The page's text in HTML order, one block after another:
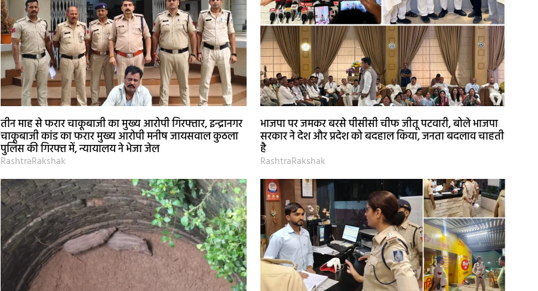
तीन माह से फरार चाकूबाजी का मुख्य आरोपी गिरफ्तार, इन्द्रानगर
चाकूबाजी कांड का फरार मुख्य आरोपी मनीष जायसवाल कुठला
पुलिस की गिरफ्त में, न्यायालय ने भेजा जेल
RashtraRakshak
भाजपा पर जमकर बरसे पीसीसी चीफ जीतू पटवारी, बोले भाजपा
सरकार ने देश और प्रदेश को बदहाल किया, जनता बदलाव चाहती
है
RashtraRakshak